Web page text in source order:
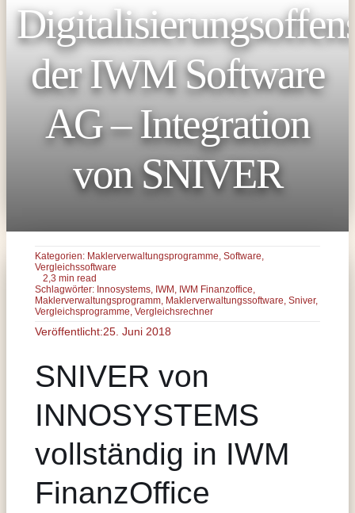
der IWM Software
AG – Integration
von SNIVER
Kategorien: Maklerverwaltungsprogramme Software
Vergleichssoftware
2,3 min read
Schlagwörter: Innosystems, IWM IWM Finanzoffice
Maklerverwaltungsprogramm, Maklerverwaltungssoftware Sniver,
Vergleichsprogramme Vergleichsrechner
Veröffentlicht:25. Juni 2018
SNIVER von
INNOSYSTEMS
vollständig in IWM
FinanzOffice